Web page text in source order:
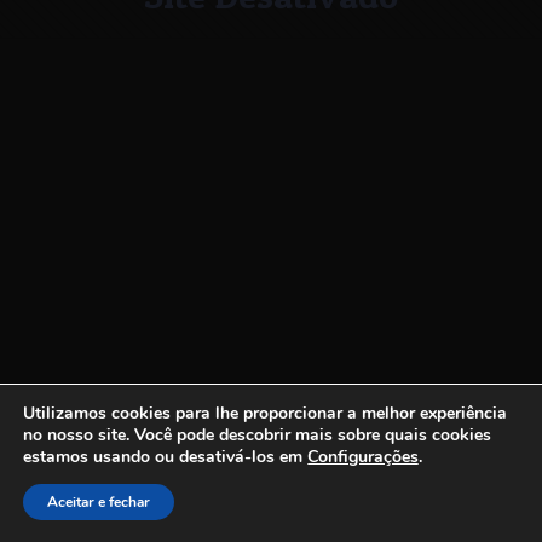
Utilizamos cookies para lhe proporcionar a melhor experiência
no nosso site. Você pode descobrir mais sobre quais cookies
estamos usando ou desativá-los em Configurações.
Aceitar e fechar